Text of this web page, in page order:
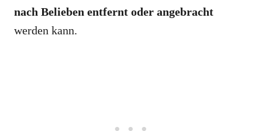
nach Belieben entfernt oder angebracht
werden kann.